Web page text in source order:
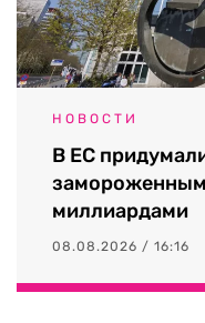
НОВОСТИ
В ЕС
миллиардами
08.08.2026 / 16:16